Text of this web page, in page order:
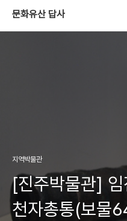
문화유산 답사
지역박물관
[진주박물관]
천자총통(보물